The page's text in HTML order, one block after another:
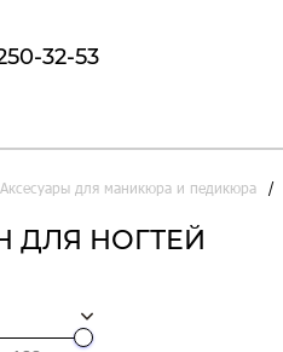
32-53
для маникюра и педикюра
ДЛЯ НОГТЕЙ